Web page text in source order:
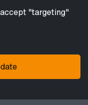
"targeting"